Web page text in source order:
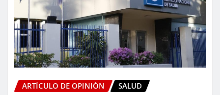
ARTÍCULO DE OPINIÓN SALUD